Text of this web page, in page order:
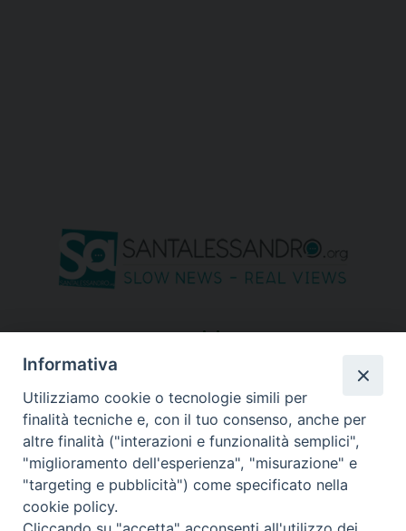
seguici su
Informativa
Utilizziamo cookie o tecnologie simili per
finalità tecniche e, con il tuo consenso, anche per
altre finalità ("interazioni e funzionalità semplici",
"miglioramento dell'esperienza", "misurazione" e
"targeting e pubblicità") come specificato nella
cookie policy.